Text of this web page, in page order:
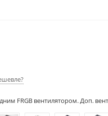
+ HDD 1Тб, БП 750Вт
FRGB вентилятором. Доп.